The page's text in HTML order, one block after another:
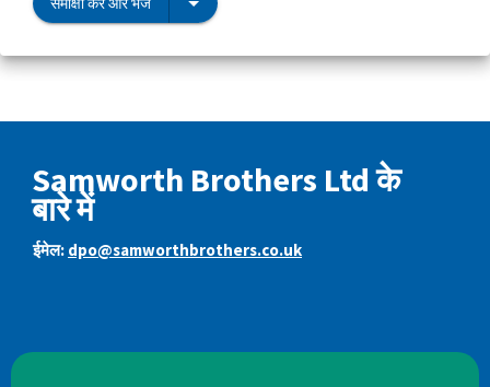
Samworth Brothers Ltd के
बारे में
ईमेल: dpo@samworthbrothers.co.uk